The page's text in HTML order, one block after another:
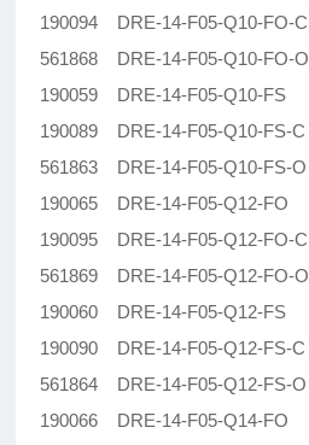
190094 DRE-14-F05-Q10-FO-C
561868 DRE-14-F05-Q10-FO-O
190059 DRE-14-F05-Q10-FS
190089 DRE-14-F05-Q10-FS-C
561863 DRE-14-F05-Q10-FS-O
190065 DRE-14-F05-Q12-FO
190095 DRE-14-F05-Q12-FO-C
561869 DRE-14-F05-Q12-FO-O
190060 DRE-14-F05-Q12-FS
190090 DRE-14-F05-Q12-FS-C
561864 DRE-14-F05-Q12-FS-O
190066 DRE-14-F05-Q14-FO